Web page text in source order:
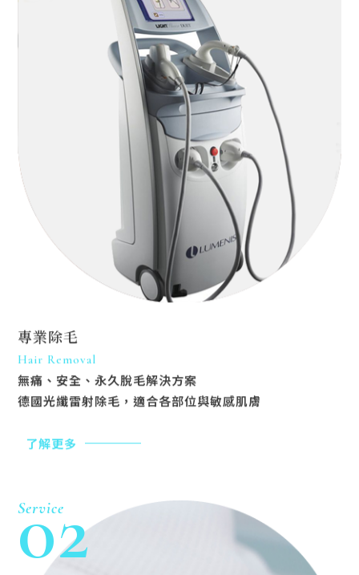
專業除毛
Hair Removal
無痛、安全、永久脫毛解決方案
德國光纖雷射除毛，適合各部位與敏感肌膚
了解更多
Service
02